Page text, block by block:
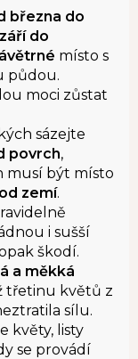
března do
do
místo s
půdou.
moci zůstat
sázejte
povrch,
musí být místo
zemí.
i sušší
škodí.
a měkká
třetinu květů z
sílu.
květy, listy
se provádí